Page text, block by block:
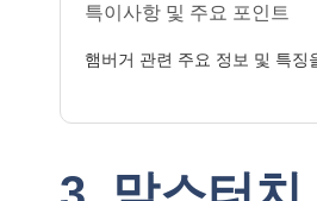
특이사항 및 주요 포인트
햄버거 관련 주요 정보 및 특징